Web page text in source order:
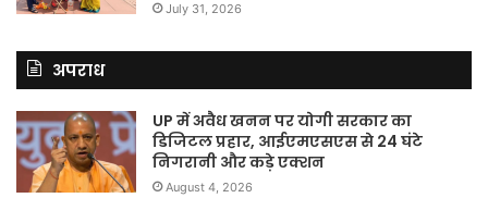
July 31, 2026
अपराध
UP में अवैध खनन पर योगी सरकार का
डिजिटल प्रहार, आईएमएसएस से 24 घंटे
निगरानी और कड़े एक्शन
August 4, 2026